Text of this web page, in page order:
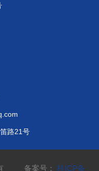
路21号
有 备案号： 桂ICP备